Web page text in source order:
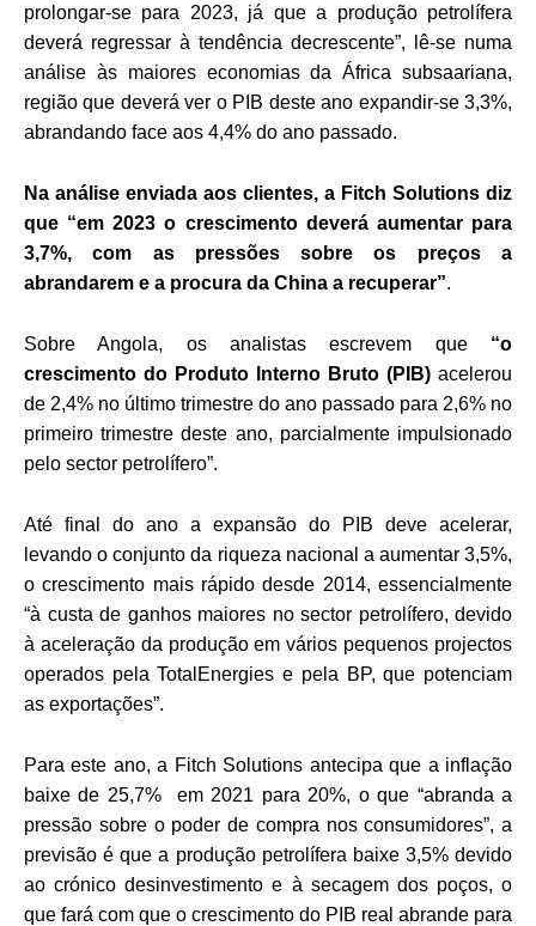
prolongar-se para 2023, já que a produção petrolífera
deverá regressar à tendência decrescente”, lê-se numa
análise às maiores economias da África subsaariana,
região que deverá ver o PIB deste ano expandir-se 3,3%,
abrandando face aos 4,4% do ano passado.
Na análise enviada aos clientes, a Fitch Solutions diz
que “em 2023 o crescimento deverá aumentar para
3,7%, com as pressões sobre os preços a
abrandarem e a procura da China a recuperar”.
Sobre Angola, os analistas escrevem que “o
crescimento do Produto Interno Bruto (PIB) acelerou
de 2,4% no último trimestre do ano passado para 2,6% no
primeiro trimestre deste ano, parcialmente impulsionado
pelo sector petrolífero”.
Até final do ano a expansão do PIB deve acelerar,
levando o conjunto da riqueza nacional a aumentar 3,5%,
o crescimento mais rápido desde 2014, essencialmente
“à custa de ganhos maiores no sector petrolífero, devido
à aceleração da produção em vários pequenos projectos
operados pela TotalEnergies e pela BP, que potenciam
as exportações”.
Para este ano, a Fitch Solutions antecipa que a inflação
baixe de 25,7% em 2021 para 20%, o que “abranda a
pressão sobre o poder de compra nos consumidores”, a
previsão é que a produção petrolífera baixe 3,5% devido
ao crónico desinvestimento e à secagem dos poços, o
que fará com que o crescimento do PIB real abrande para